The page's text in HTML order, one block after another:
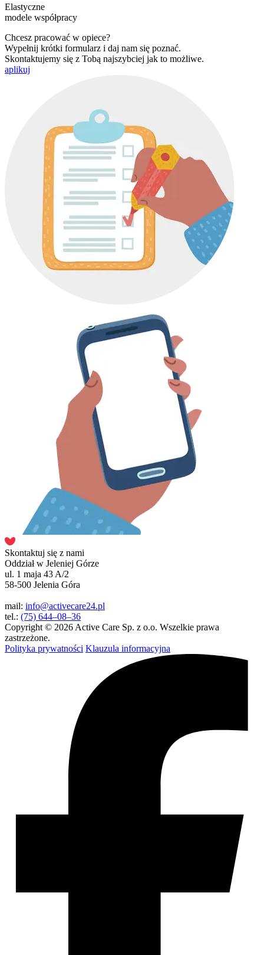
Elastyczne
modele współpracy
Chcesz pracować w opiece?
Wypełnij krótki formularz i daj nam się poznać.
Skontaktujemy się z Tobą najszybciej jak to możliwe.
aplikuj
Skontaktuj się z nami
Oddział w Jeleniej Górze
ul. 1 maja 43 A/2
58-500 Jelenia Góra
mail: info@activecare24.pl
tel.: (75) 644–08–36
Copyright © 2026 Active Care Sp. z o.o. Wszelkie prawa
zastrzeżone.
Polityka prywatności Klauzula informacyjna